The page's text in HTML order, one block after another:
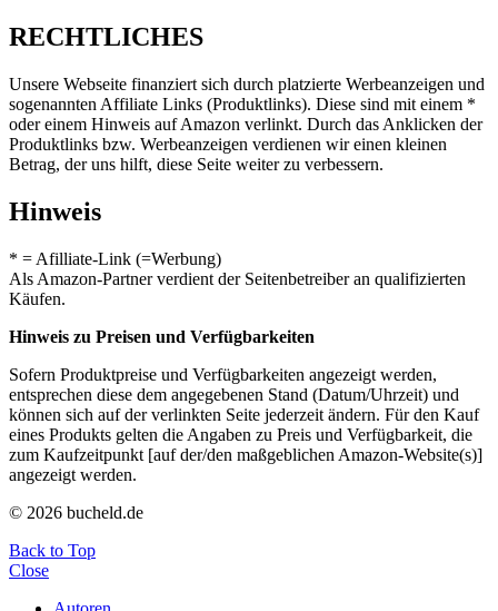
RECHTLICHES
Unsere Webseite finanziert sich durch platzierte Werbeanzeigen und
sogenannten Affiliate Links (Produktlinks). Diese sind mit einem *
oder einem Hinweis auf Amazon verlinkt. Durch das Anklicken der
Produktlinks bzw. Werbeanzeigen verdienen wir einen kleinen
Betrag, der uns hilft, diese Seite weiter zu verbessern.
Hinweis
* = Afilliate-Link (=Werbung)
Als Amazon-Partner verdient der Seitenbetreiber an qualifizierten
Käufen.
Hinweis zu Preisen und Verfügbarkeiten
Sofern Produktpreise und Verfügbarkeiten angezeigt werden,
entsprechen diese dem angegebenen Stand (Datum/Uhrzeit) und
können sich auf der verlinkten Seite jederzeit ändern. Für den Kauf
eines Produkts gelten die Angaben zu Preis und Verfügbarkeit, die
zum Kaufzeitpunkt [auf der/den maßgeblichen Amazon-Website(s)]
angezeigt werden.
© 2026 bucheld.de
Back to Top
Close